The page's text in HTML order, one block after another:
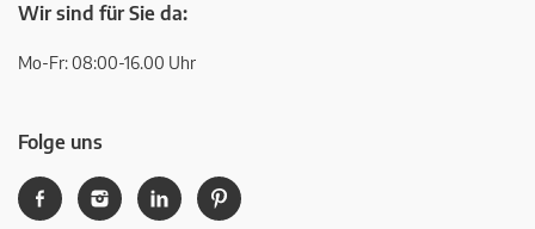
Wir sind für Sie da:
Mo-Fr: 08:00-16.00 Uhr
Folge uns